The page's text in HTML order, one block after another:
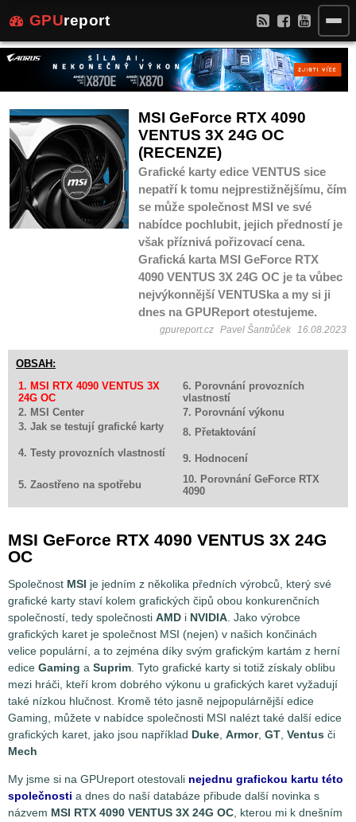
GPUreport
MSI GeForce RTX 4090
VENTUS 3X 24G OC
(RECENZE)
Grafické karty edice VENTUS sice
nepatří k tomu nejprestižnějšímu, čím
se může společnost MSI ve své
nabídce pochlubit, jejich předností je
však příznivá pořizovací cena.
Grafická karta MSI GeForce RTX
4090 VENTUS 3X 24G OC je ta vůbec
nejvýkonnější VENTUSka a my si ji
dnes na GPUReport otestujeme.
gpureport.cz Pavel Šantrůček 16.08.2023
OBSAH:
1. MSI RTX 4090 VENTUS 3X
24G OC
6. Porovnání provozních
vlastností
2. MSI Center
7. Porovnání výkonu
3. Jak se testují grafické karty
8. Přetaktování
4. Testy provozních vlastností
9. Hodnocení
5. Zaostřeno na spotřebu
10. Porovnání GeForce RTX
4090
MSI GeForce RTX 4090 VENTUS 3X 24G
OC
Společnost MSI je jedním z několika předních výrobců, který své
grafické karty staví kolem grafických čipů obou konkurenčních
společností, tedy společnosti AMD i NVIDIA. Jako výrobce
grafických karet je společnost MSI (nejen) v našich končinách
velice populární, a to zejména díky svým grafickým kartám z herní
edice Gaming a Suprim. Tyto grafické karty si totiž získaly oblibu
mezi hráči, kteří krom dobrého výkonu u grafických karet vyžadují
také nízkou hlučnost. Kromě této jasně nejpopulárnější edice
Gaming, můžete v nabídce společnosti MSI nalézt také další edice
grafických karet, jako jsou například Duke, Armor, GT, Ventus či
Mech
My jsme si na GPUreport otestovali nejednu grafickou kartu této
společnosti a dnes do naší databáze přibude další novinka s
názvem MSI RTX 4090 VENTUS 3X 24G OC, kterou mi k dnešním